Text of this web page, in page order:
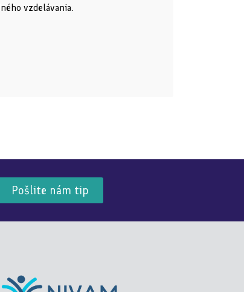
vzdelávania.
Pošlite nám tip